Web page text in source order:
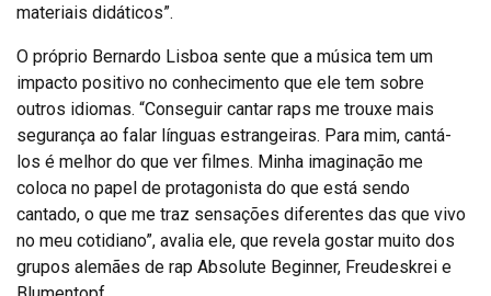
materiais didáticos”.
O próprio Bernardo Lisboa sente que a música tem um
impacto positivo no conhecimento que ele tem sobre
outros idiomas. “Conseguir cantar raps me trouxe mais
segurança ao falar línguas estrangeiras. Para mim, cantá-
los é melhor do que ver filmes. Minha imaginação me
coloca no papel de protagonista do que está sendo
cantado, o que me traz sensações diferentes das que vivo
no meu cotidiano”, avalia ele, que revela gostar muito dos
grupos alemães de rap Absolute Beginner, Freudeskrei e